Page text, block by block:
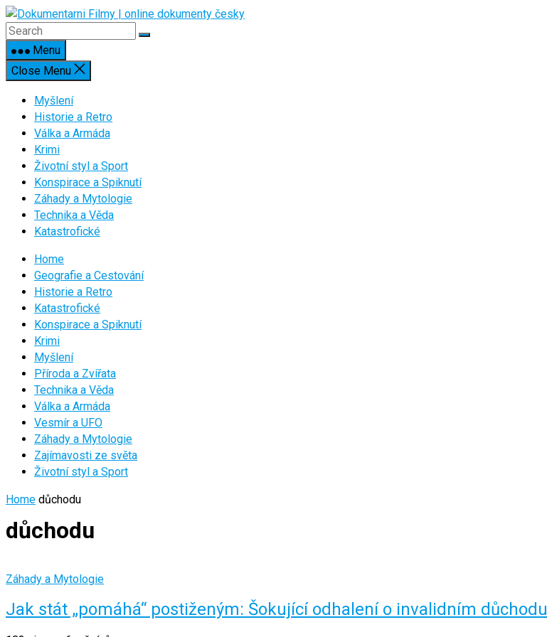
Skip
to
contentMenu
Close Menu
Myšlení
Historie a Retro
Válka a Armáda
Krimi
Životní styl a Sport
Konspirace a Spiknutí
Záhady a Mytologie
Technika a Věda
Katastrofické
Home
Geografie a Cestování
Historie a Retro
Katastrofické
Konspirace a Spiknutí
Krimi
Myšlení
Příroda a Zvířata
Technika a Věda
Válka a Armáda
Vesmír a UFO
Záhady a Mytologie
Zajímavosti ze světa
Životní styl a Sport
Home důchodu
důchodu
Záhady a Mytologie
Jak stát „pomáhá“ postiženým: Šokující odhalení o invalidním důchodu